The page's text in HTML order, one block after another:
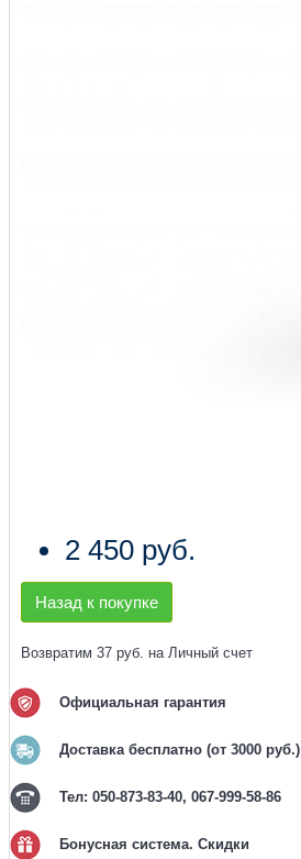
2 450 руб.
Назад к покупке
Возвратим 37 руб. на Личный счет
Официальная гарантия
Доставка бесплатно (от 3000 руб.)
Тел: 050-873-83-40, 067-999-58-86
Бонусная система. Скидки